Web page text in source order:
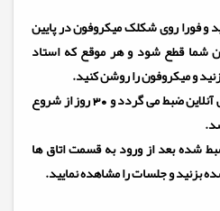
و فورا روی شکلک میکروفون در پایین
شما قطع شود و هر موقع که استاد
و میکروفون را روشن کنید.
در ضمن جلسات آموزشی آنلاین ضبط می گردد و 30 روز از شروع
شده بعد از ورود به قسمت اتاق ها
و جلسات را مشاهده نمایید.